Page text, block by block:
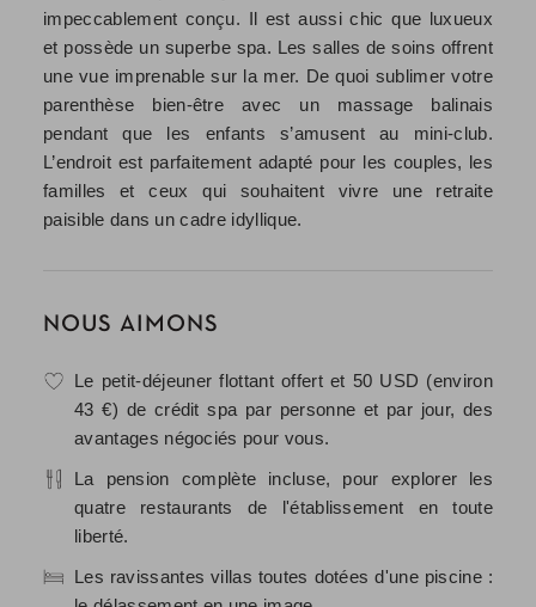
impeccablement conçu. Il est aussi chic que luxueux
et possède un superbe spa. Les salles de soins offrent
une vue imprenable sur la mer. De quoi sublimer votre
parenthèse bien-être avec un massage balinais
pendant que les enfants s’amusent au mini-club.
L’endroit est parfaitement adapté pour les couples, les
familles et ceux qui souhaitent vivre une retraite
paisible dans un cadre idyllique.
NOUS AIMONS
Le petit-déjeuner flottant offert et 50 USD (environ
43 €) de crédit spa par personne et par jour, des
avantages négociés pour vous.
La pension complète incluse, pour explorer les
quatre restaurants de l'établissement en toute
liberté.
Les ravissantes villas toutes dotées d'une piscine :